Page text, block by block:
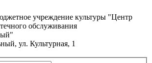
учреждение культуры "Центр
обслуживания
ул. Культурная, 1